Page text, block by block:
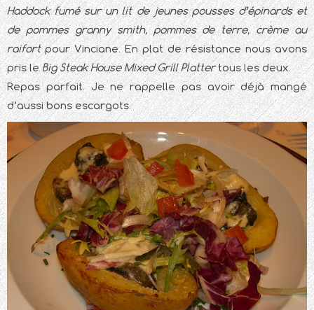
Haddock fumé sur un lit de jeunes pousses d’épinards et
de pommes granny smith, pommes de terre, crème au
raifortpour Vinciane. En plat de résistance nous avons
pris leBig Steak House Mixed Grill Plattertous les deux.
Repas parfait. Je ne rappelle pas avoir déjà mangé
d’aussi bons escargots.